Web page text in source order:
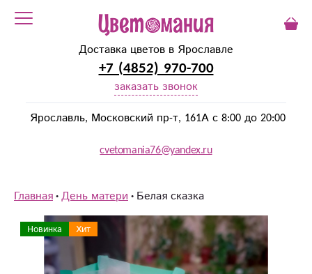
Доставка цветов в Ярославле
+7 (4852) 970-700
заказать звонок
Ярославль, Московский пр-т, 161А с 8:00 до 20:00
cvetomania76@yandex.ru
Главная День матери Белая сказка
Новинка Хит